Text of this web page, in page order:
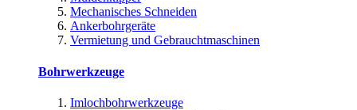
Mechanisches Schneiden
Ankerbohrgeräte
Vermietung und Gebrauchtmaschinen
Bohrwerkzeuge
Imlochbohrwerkzeuge